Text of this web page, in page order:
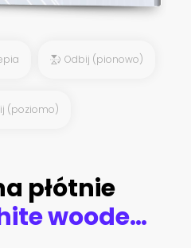
Odbij (pionowo)
(poziomo)
płótnie
roses on white wooden background